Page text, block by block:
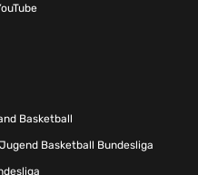
Basketball
Basketball Bundesliga